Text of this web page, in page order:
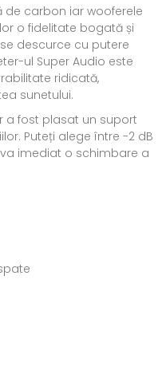
de carbon iar wooferele
o fidelitate bogată și
descurce cu putere
ul Super Audio este
ridicată,
sunetului.
a fost plasat un suport
Puteți alege între -2 dB
imediat o schimbare a